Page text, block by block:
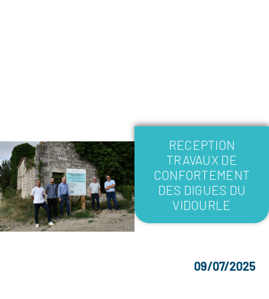
RECEPTION
TRAVAUX DE
CONFORTEMENT
DES DIGUES DU
VIDOURLE
09/07/2025